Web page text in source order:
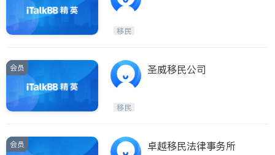
移民
会员 圣威移民公司
移民
会员 卓越移民法律事务所